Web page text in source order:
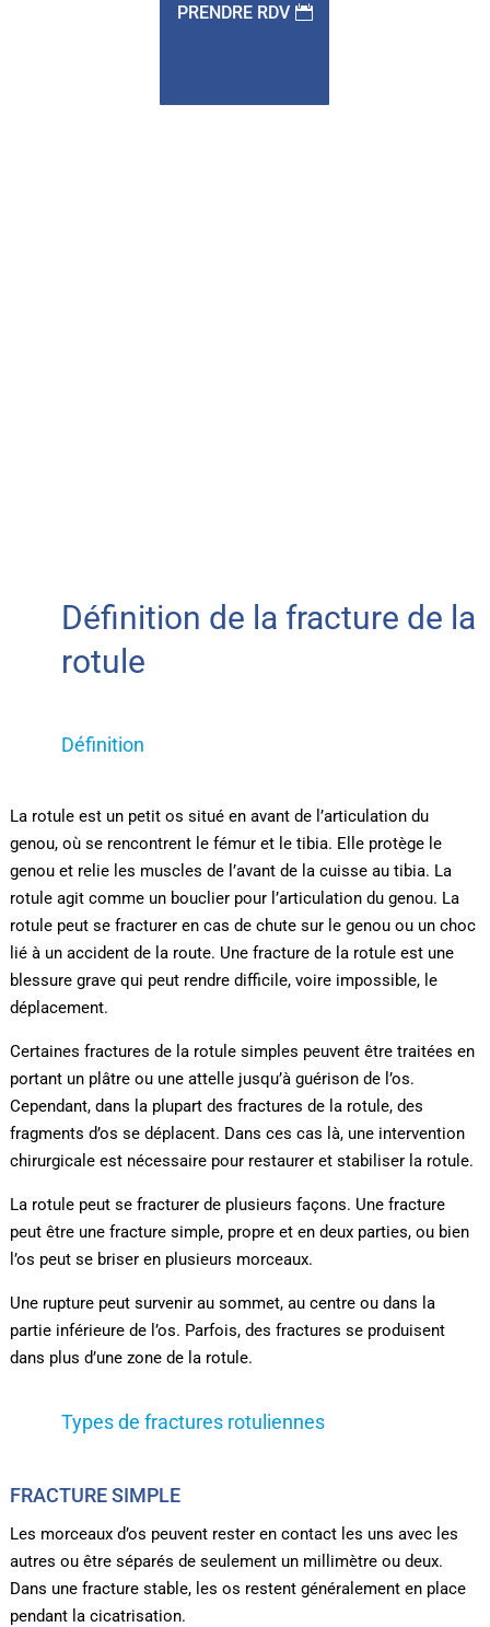
PRENDRE RDV
Définition de la fracture de la
rotule
Définition
La rotule est un petit os situé en avant de l’articulation du
genou, où se rencontrent le fémur et le tibia. Elle protège le
genou et relie les muscles de l’avant de la cuisse au tibia. La
rotule agit comme un bouclier pour l’articulation du genou. La
rotule peut se fracturer en cas de chute sur le genou ou un choc
lié à un accident de la route. Une fracture de la rotule est une
blessure grave qui peut rendre difficile, voire impossible, le
déplacement.
Certaines fractures de la rotule simples peuvent être traitées en
portant un plâtre ou une attelle jusqu’à guérison de l’os.
Cependant, dans la plupart des fractures de la rotule, des
fragments d’os se déplacent. Dans ces cas là, une intervention
chirurgicale est nécessaire pour restaurer et stabiliser la rotule.
La rotule peut se fracturer de plusieurs façons. Une fracture
peut être une fracture simple, propre et en deux parties, ou bien
l’os peut se briser en plusieurs morceaux.
Une rupture peut survenir au sommet, au centre ou dans la
partie inférieure de l’os. Parfois, des fractures se produisent
dans plus d’une zone de la rotule.
Types de fractures rotuliennes
FRACTURE SIMPLE
Les morceaux d’os peuvent rester en contact les uns avec les
autres ou être séparés de seulement un millimètre ou deux.
Dans une fracture stable, les os restent généralement en place
pendant la cicatrisation.